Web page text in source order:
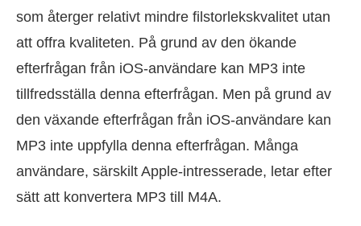
som återger relativt mindre filstorlekskvalitet utan
att offra kvaliteten. På grund av den ökande
efterfrågan från iOS-användare kan MP3 inte
tillfredsställa denna efterfrågan. Men på grund av
den växande efterfrågan från iOS-användare kan
MP3 inte uppfylla denna efterfrågan. Många
användare, särskilt Apple-intresserade, letar efter
sätt att konvertera MP3 till M4A.